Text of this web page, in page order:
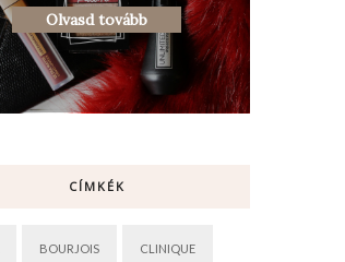
Olvasd tovább
CÍMKÉK
BOURJOIS CLINIQUE